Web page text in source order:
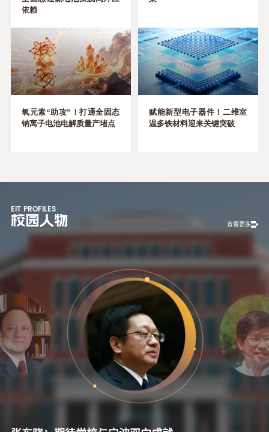
依赖
氧元素“助攻”！打通全固态
钠离子电池电解质量产堵点
赋能新型电子器件！二维室
温多铁材料迎来关键突破
EIT PROFILES
校园人物 查看更多